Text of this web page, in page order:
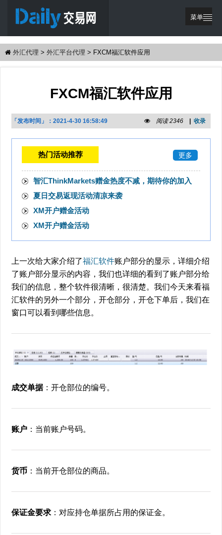
菜单
网站首页
代理支持
外汇代理 > 外汇平台代理 > FXCM福汇软件应用
FXCM福汇软件应用
「发布时间」：2021-4-30 16:58:49 阅读 2346 收录
热门活动推荐 更多
智汇ThinkMarkets赠金热度不减，期待你的加入
夏日交易返现活动清凉来袭
XM开户赠金活动
XM开户赠金活动
上一次给大家介绍了福汇软件账户部分的显示，详细介绍
了账户部分显示的内容，我们也详细的看到了账户部分给
我们的信息，整个软件很清晰，很清楚。我们今天来看福
汇软件的另外一个部分，开仓部分，开仓下单后，我们在
窗口可以看到哪些信息。
成交单据：开仓部位的编号。
账户 ：当前账户号码。
货币 ：当前开仓部位的商品。
保证金要求 ：对应持仓单据所占用的保证金。